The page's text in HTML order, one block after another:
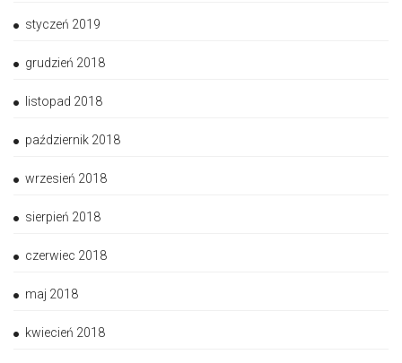
styczeń 2019
grudzień 2018
listopad 2018
październik 2018
wrzesień 2018
sierpień 2018
czerwiec 2018
maj 2018
kwiecień 2018